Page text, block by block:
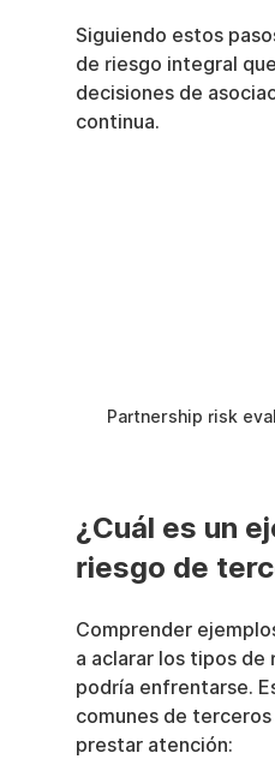
Siguiendo estos
de riesgo integral
decisiones de
continua.
Partnership risk
¿Cuál es un
riesgo de
Comprender
a aclarar los tipos de
podría enfrentarse.
comunes de
prestar atención: